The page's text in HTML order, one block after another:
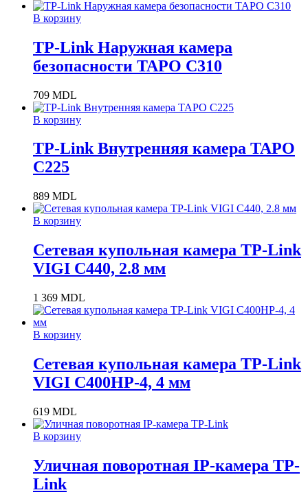
В корзину
TP-Link Наружная камера
безопасности TAPO C310
709 MDL
В корзину
TP-Link Внутренняя камера TAPO
C225
889 MDL
В корзину
Сетевая купольная камера TP-Link
VIGI C440, 2.8 мм
1 369 MDL
В корзину
Сетевая купольная камера TP-Link
VIGI C400HP-4, 4 мм
619 MDL
В корзину
Уличная поворотная IP-камера TP-
Link